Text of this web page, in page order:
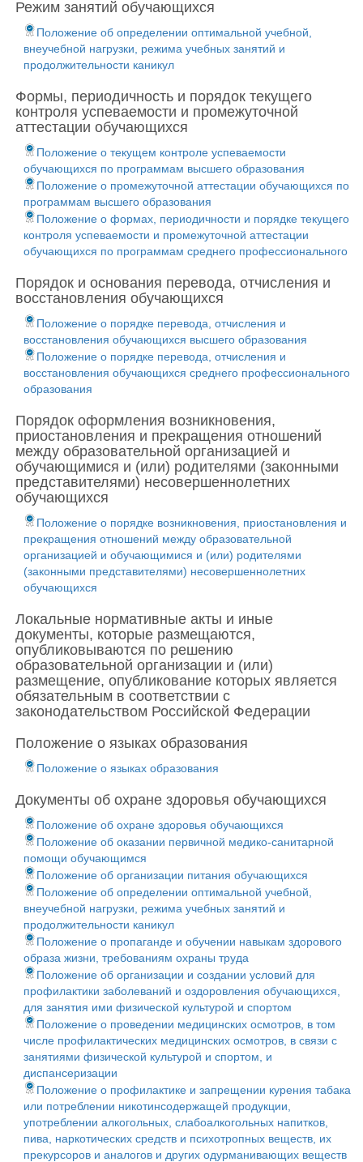
Режим занятий обучающихся
Положение об определении оптимальной учебной,
внеучебной нагрузки, режима учебных занятий и
продолжительности каникул
Формы, периодичность и порядок текущего
контроля успеваемости и промежуточной
аттестации обучающихся
Положение о текущем контроле успеваемости
обучающихся по программам высшего образования
Положение о промежуточной аттестации обучающихся по
программам высшего образования
Положение о формах, периодичности и порядке текущего
контроля успеваемости и промежуточной аттестации
обучающихся по программам среднего профессионального
Порядок и основания перевода, отчисления и
восстановления обучающихся
Положение о порядке перевода, отчисления и
восстановления обучающихся высшего образования
Положение о порядке перевода, отчисления и
восстановления обучающихся среднего профессионального
образования
Порядок оформления возникновения,
приостановления и прекращения отношений
между образовательной организацией и
обучающимися и (или) родителями (законными
представителями) несовершеннолетних
обучающихся
Положение о порядке возникновения, приостановления и
прекращения отношений между образовательной
организацией и обучающимися и (или) родителями
(законными представителями) несовершеннолетних
обучающихся
Локальные нормативные акты и иные
документы, которые размещаются,
опубликовываются по решению
образовательной организации и (или)
размещение, опубликование которых является
обязательным в соответствии с
законодательством Российской Федерации
Положение о языках образования
Положение о языках образования
Документы об охране здоровья обучающихся
Положение об охране здоровья обучающихся
Положение об оказании первичной медико-санитарной
помощи обучающимся
Положение об организации питания обучающихся
Положение об определении оптимальной учебной,
внеучебной нагрузки, режима учебных занятий и
продолжительности каникул
Положение о пропаганде и обучении навыкам здорового
образа жизни, требованиям охраны труда
Положение об организации и создании условий для
профилактики заболеваний и оздоровления обучающихся,
для занятия ими физической культурой и спортом
Положение о проведении медицинских осмотров, в том
числе профилактических медицинских осмотров, в связи с
занятиями физической культурой и спортом, и
диспансеризации
Положение о профилактике и запрещении курения табака
или потреблении никотинсодержащей продукции,
употреблении алкогольных, слабоалкогольных напитков,
пива, наркотических средств и психотропных веществ, их
прекурсоров и аналогов и других одурманивающих веществ